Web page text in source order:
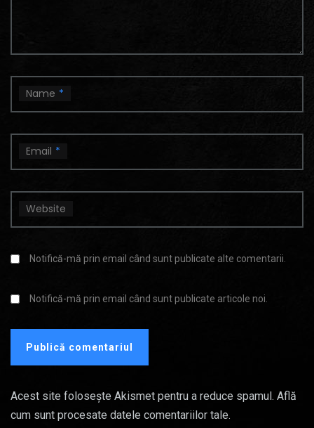
Name *
Email *
Website
Notifică-mă prin email când sunt publicate alte comentarii.
Notifică-mă prin email când sunt publicate articole noi.
Acest site folosește Akismet pentru a reduce spamul. Află
cum sunt procesate datele comentariilor tale.